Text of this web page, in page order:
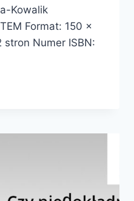
Kowalik
Format: 150 x
Numer ISBN: